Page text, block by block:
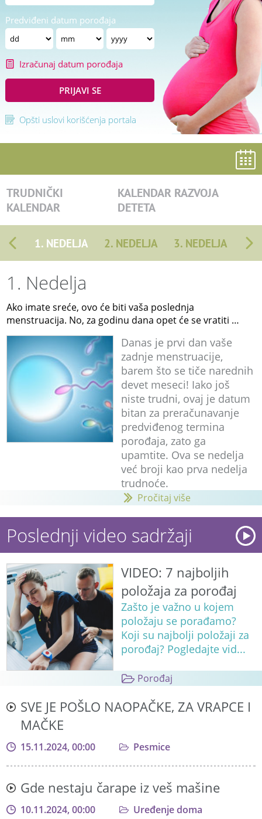
Predviđeni datum porođaja
Izračunaj datum porođaja
PRIJAVI SE
Opšti uslovi korišćenja portala
TRUDNIČKI
KALENDAR
KALENDAR RAZVOJA
DETETA
1. NEDELJA 2. NEDELJA 3. NEDELJA
1. Nedelja
Ako imate sreće, ovo će biti vaša poslednja
menstruacija. No, za godinu dana opet će se vratiti …
Danas je prvi dan vaše
zadnje menstruacije,
barem što se tiče narednih
devet meseci! Iako još
niste trudni, ovaj je datum
bitan za preračunavanje
predviđenog termina
porođaja, zato ga
upamtite. Ova se nedelja
već broji kao prva nedelja
trudnoće.
Pročitaj više
Poslednji video sadržaji
VIDEO: 7 najboljih
položaja za porođaj
Zašto je važno u kojem
položaju se porađamo?
Koji su najbolji položaji za
porođaj? Pogledajte vid...
Porođaj
SVE JE POŠLO NAOPAČKE, ZA VRAPCE I
MAČKE
15.11.2024, 00:00 Pesmice
Gde nestaju čarape iz veš mašine
10.11.2024, 00:00 Uređenje doma